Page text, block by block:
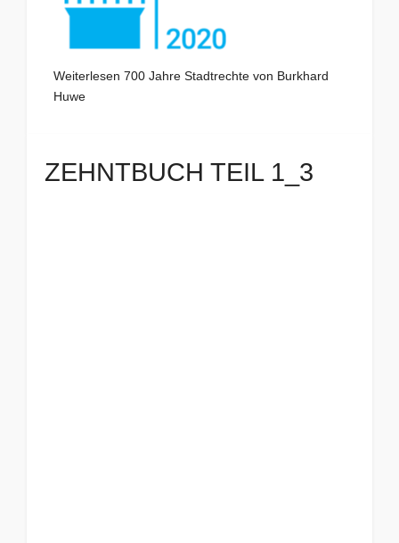
Weiterlesen 700 Jahre Stadtrechte von Burkhard
Huwe
ZEHNTBUCH TEIL 1_3